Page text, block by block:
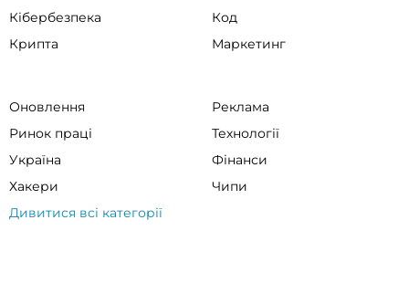
Кібербезпека
Код
Крипта
Маркетинг
Оновлення
Реклама
Ринок праці
Технології
Україна
Фінанси
Хакери
Чипи
Дивитися всі категорії